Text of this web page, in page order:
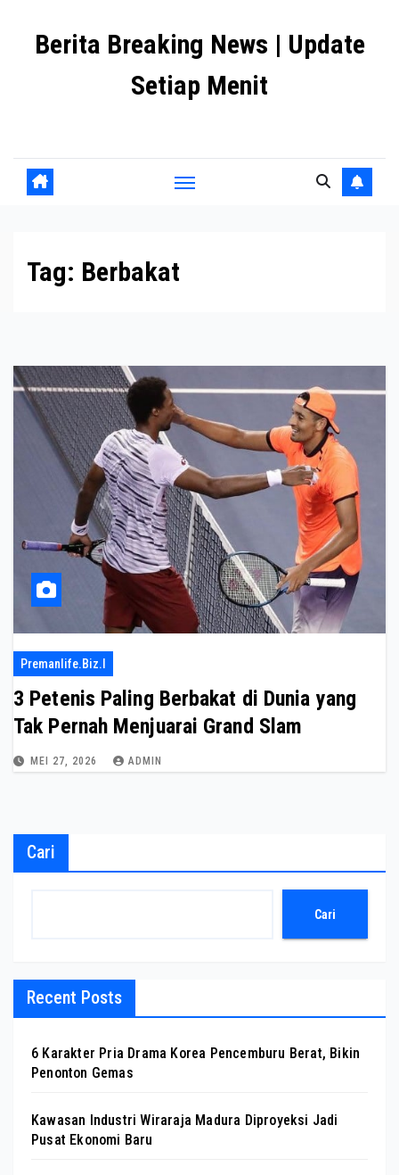
Berita Breaking News | Update
Setiap Menit
Tag: Berbakat
Premanlife.biz.i
3 Petenis Paling Berbakat di Dunia yang
Tak Pernah Menjuarai Grand Slam
MEI 27, 2026 ADMIN
Cari
Cari
Recent Posts
6 Karakter Pria Drama Korea Pencemburu Berat, Bikin
Penonton Gemas
Kawasan Industri Wiraraja Madura Diproyeksi Jadi
Pusat Ekonomi Baru